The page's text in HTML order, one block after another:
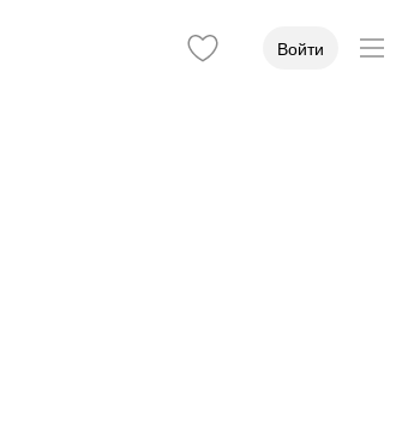
Войти